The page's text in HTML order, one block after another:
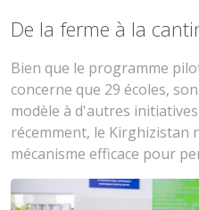
De la ferme à la
Bien que le programme
concerne que 29 écoles,
modèle à d'autres
récemment, le Kirghizistan
mécanisme efficace pour